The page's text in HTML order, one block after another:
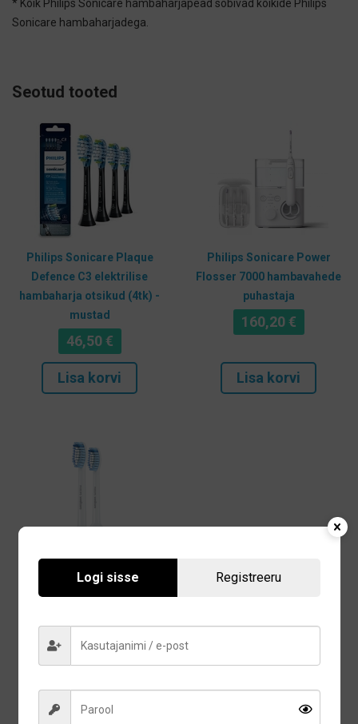
* Kõik Philips Sonicare hambaharjapead sobivad kõikide Philips
Sonicare hambaharjadega.
Seotud tooted
Philips Sonicare Plaque
Defence C3 elektrilise
hambaharja otsikud (4tk) -
mustad
46,50€
Lisa korvi
Philips Sonicare Power
Flosser 7000 hambavahede
puhastaja
160,20€
Lisa korvi
Philips Sonicare Sensitive
Logi sisse Registreeru